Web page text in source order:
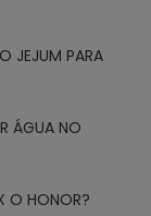
JEJUM PARA
ÁGUA NO
O HONOR?